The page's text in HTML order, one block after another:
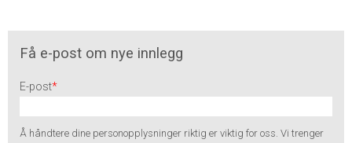
Få e-post om nye innlegg
E-post*
Å håndtere dine personopplysninger riktig er viktig for oss. Vi trenger